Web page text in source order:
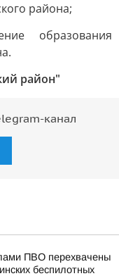
района;
образования
район"
канал
ПВО перехвачены
беспилотных